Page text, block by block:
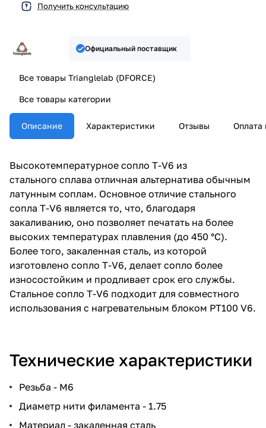
Получить консультацию
Официальный поставщик
Все товары Trianglelab (DFORCE)
Все товары категории
Описание Характеристики Отзывы Оплата
Высокотемпературное сопло T-V6 из
стального сплава отличная альтернатива обычным
латунным соплам. Основное отличие стального
сопла T-V6 является то, что, благодаря
закаливанию, оно позволяет печатать на более
высоких температурах плавления (до 450 °C).
Более того, закаленная сталь, из которой
изготовлено сопло T-V6, делает сопло более
износостойким и продливает срок его службы.
Стальное сопло T-V6 подходит для совместного
использования с нагревательным блоком PT100 V6.
Технические характеристики
Резьба - М6
Диаметр нити филамента - 1.75
Материал - закаленная сталь